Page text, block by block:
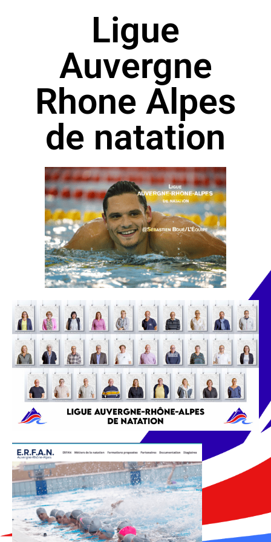
Ligue
Auvergne
Rhone Alpes
de natation